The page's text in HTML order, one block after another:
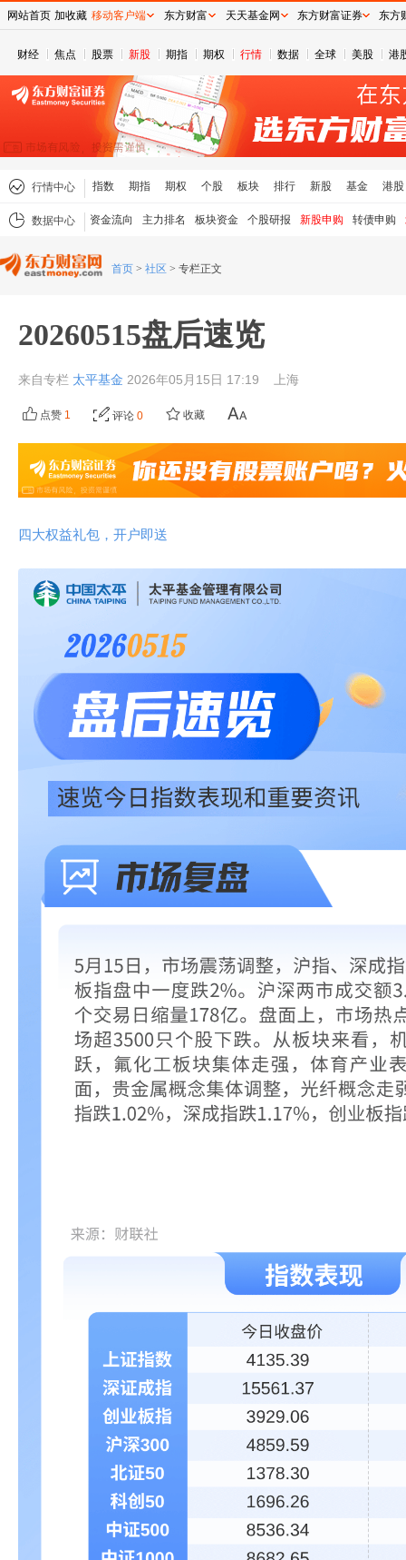
财经 焦点 股票 新股 期指 期权 行情 数据 全球 美股 港
行情中心 指数 期指 期权 个股 板块 排行 新股 基金 港股
数据中心 资金流向 主力排名 板块资金 个股研报 新股申购 转债申购
首页 > 社区 > 专栏正文
20260515盘后速览
来自专栏 太平基金 2026年05月15日 17:19 上海
点赞 1 评论 0 收藏
四大权益礼包，开户即送
网站首页 加收藏 移动客户端 东方财富 天天基金网 东方财富证券 东方